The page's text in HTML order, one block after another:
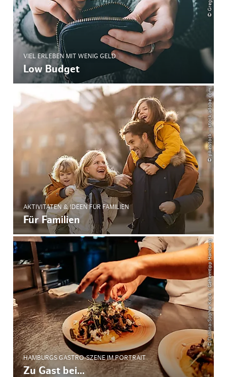
VIEL ERLEBEN MIT WENIG GELD
Low Budget
© pikelstock – stock.adobe.com
AKTIVITÄTEN & IDEEN FÜR FAMILIEN
Für Familien
© Dahlina-Sophie Kock / Geheimtipp Hamburg
HAMBURGS GASTRO-SZENE IM PORTRAIT
Zu Gast bei...